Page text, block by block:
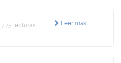
Leer más
775 lecturas